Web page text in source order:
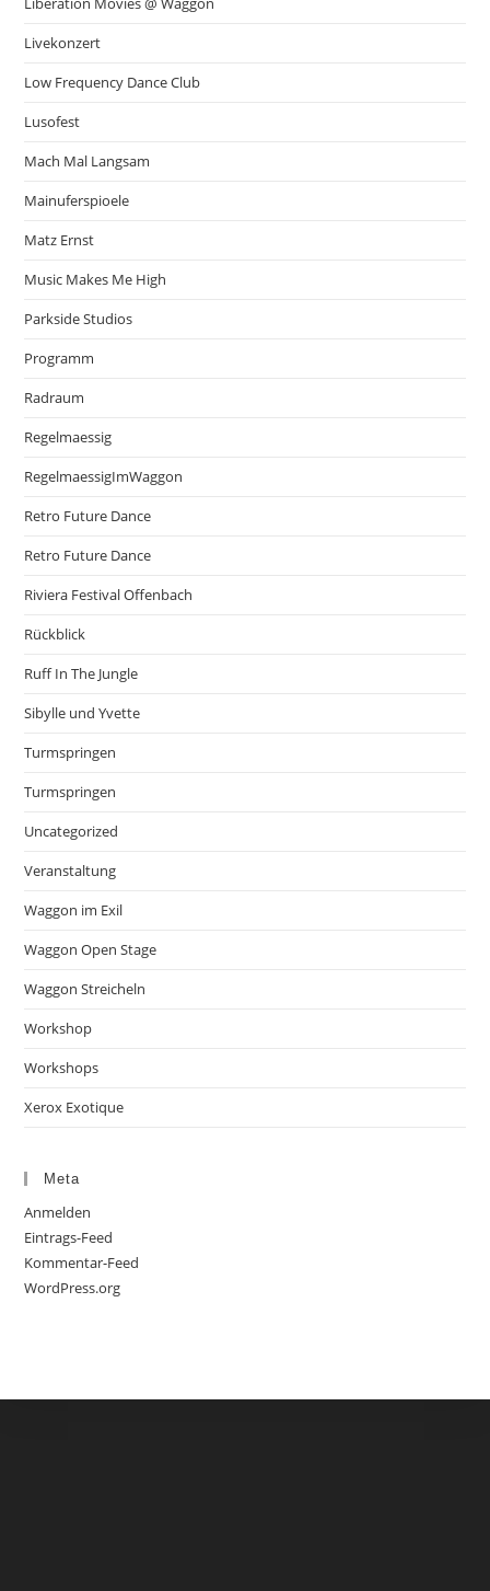
Livekonzert
Low Frequency Dance Club
Lusofest
Mach Mal Langsam
Mainuferspioele
Matz Ernst
Music Makes Me High
Parkside Studios
Programm
Radraum
Regelmaessig
RegelmaessigImWaggon
Retro Future Dance
Retro Future Dance
Riviera Festival Offenbach
Rückblick
Ruff In The Jungle
Sibylle und Yvette
Turmspringen
Turmspringen
Uncategorized
Veranstaltung
Waggon im Exil
Waggon Open Stage
Waggon Streicheln
Workshop
Workshops
Xerox Exotique
Meta
Anmelden
Eintrags-Feed
Kommentar-Feed
WordPress.org